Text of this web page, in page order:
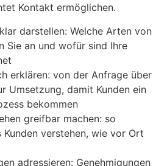
Kontakt ermöglichen.
darstellen: Welche Arten von
Sie an und wofür sind Ihre
erklären: von der Anfrage über
Umsetzung, damit Kunden ein
bekommen
greifbar machen: so
Kunden verstehen, wie vor Ort
adressieren: Genehmigungen